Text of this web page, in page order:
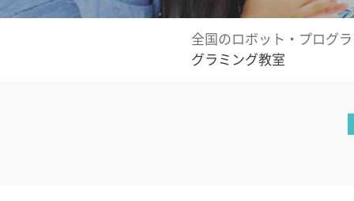
全国のロボット・プログ
グラミング教室